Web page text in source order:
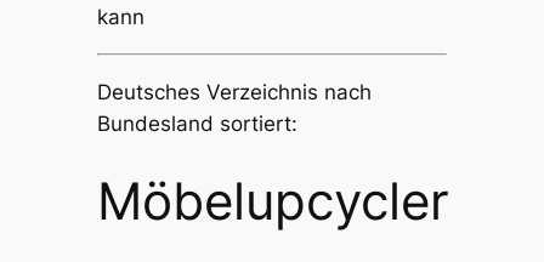
kann
Deutsches Verzeichnis nach
Bundesland sortiert:
Möbelupcycler